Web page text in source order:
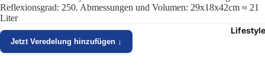
Lifestyle
Reflexionsgrad: 250. Abmessungen und Volumen: 29x18x42cm ≈ 21
Liter
Jetzt Veredelung hinzufügen ↓